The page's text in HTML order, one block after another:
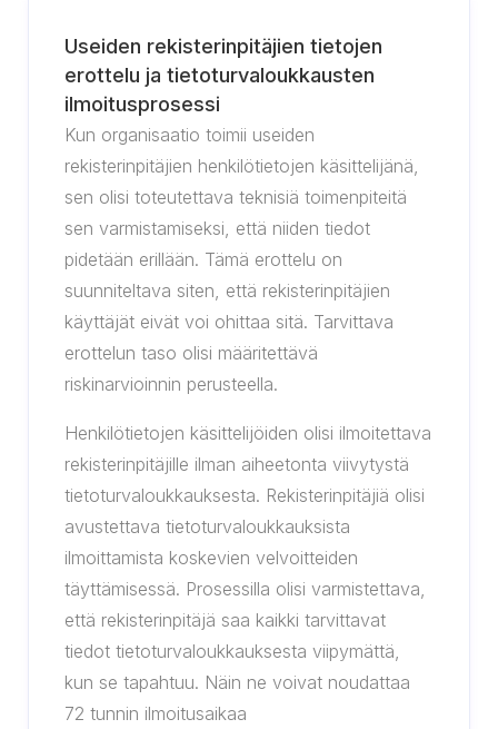
Useiden rekisterinpitäjien tietojen
erottelu ja tietoturvaloukkausten
ilmoitusprosessi
Kun organisaatio toimii useiden
rekisterinpitäjien henkilötietojen käsittelijänä,
sen olisi toteutettava teknisiä toimenpiteitä
sen varmistamiseksi, että niiden tiedot
pidetään erillään. Tämä erottelu on
suunniteltava siten, että rekisterinpitäjien
käyttäjät eivät voi ohittaa sitä. Tarvittava
erottelun taso olisi määritettävä
riskinarvioinnin perusteella.
Henkilötietojen käsittelijöiden olisi ilmoitettava
rekisterinpitäjille ilman aiheetonta viivytystä
tietoturvaloukkauksesta. Rekisterinpitäjiä olisi
avustettava tietoturvaloukkauksista
ilmoittamista koskevien velvoitteiden
täyttämisessä. Prosessilla olisi varmistettava,
että rekisterinpitäjä saa kaikki tarvittavat
tiedot tietoturvaloukkauksesta viipymättä,
kun se tapahtuu. Näin ne voivat noudattaa
72 tunnin ilmoitusaikaa